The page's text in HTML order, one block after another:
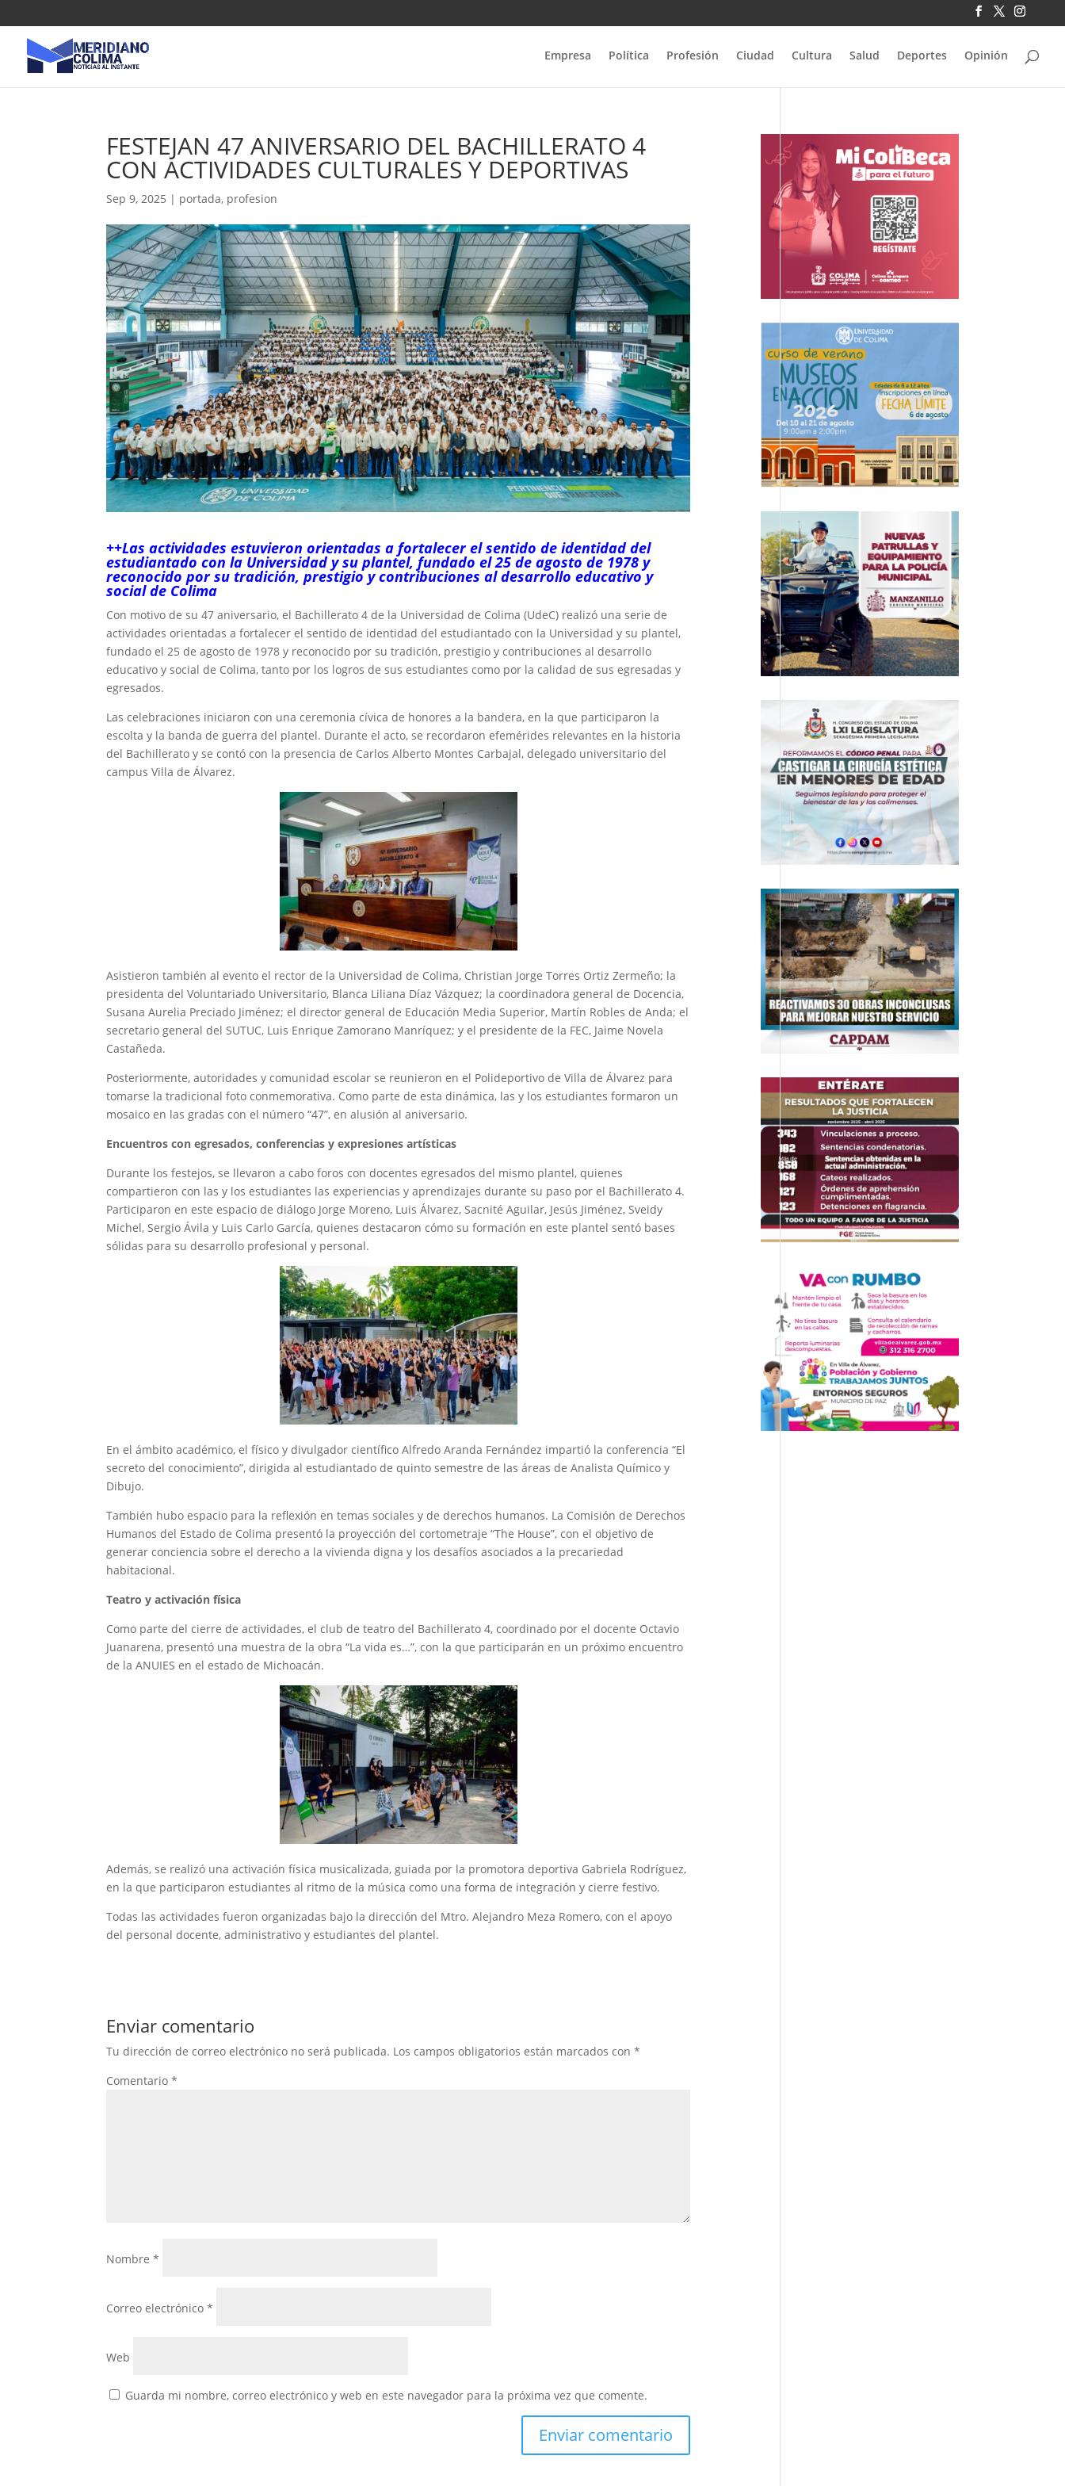
Empresa Política Profesión Ciudad Cultura Salud Deportes Opinión
FESTEJAN 47 ANIVERSARIO DEL BACHILLERATO 4
CON ACTIVIDADES CULTURALES Y DEPORTIVAS
Sep 9, 2025 | portada, profesion
++Las actividades estuvieron orientadas a fortalecer el sentido de identidad del
estudiantado con la Universidad y su plantel, fundado el 25 de agosto de 1978 y
reconocido por su tradición, prestigio y contribuciones al desarrollo educativo y
social de Colima
Con motivo de su 47 aniversario, el Bachillerato 4 de la Universidad de Colima (UdeC) realizó una serie de
actividades orientadas a fortalecer el sentido de identidad del estudiantado con la Universidad y su plantel,
fundado el 25 de agosto de 1978 y reconocido por su tradición, prestigio y contribuciones al desarrollo
educativo y social de Colima, tanto por los logros de sus estudiantes como por la calidad de sus egresadas y
egresados.
Las celebraciones iniciaron con una ceremonia cívica de honores a la bandera, en la que participaron la
escolta y la banda de guerra del plantel. Durante el acto, se recordaron efemérides relevantes en la historia
del Bachillerato y se contó con la presencia de Carlos Alberto Montes Carbajal, delegado universitario del
campus Villa de Álvarez.
Asistieron también al evento el rector de la Universidad de Colima, Christian Jorge Torres Ortiz Zermeño; la
presidenta del Voluntariado Universitario, Blanca Liliana Díaz Vázquez; la coordinadora general de Docencia,
Susana Aurelia Preciado Jiménez; el director general de Educación Media Superior, Martín Robles de Anda; el
secretario general del SUTUC, Luis Enrique Zamorano Manríquez; y el presidente de la FEC, Jaime Novela
Castañeda.
Posteriormente, autoridades y comunidad escolar se reunieron en el Polideportivo de Villa de Álvarez para
tomarse la tradicional foto conmemorativa. Como parte de esta dinámica, las y los estudiantes formaron un
mosaico en las gradas con el número “47”, en alusión al aniversario.
Encuentros con egresados, conferencias y expresiones artísticas
Durante los festejos, se llevaron a cabo foros con docentes egresados del mismo plantel, quienes
compartieron con las y los estudiantes las experiencias y aprendizajes durante su paso por el Bachillerato 4.
Participaron en este espacio de diálogo Jorge Moreno, Luis Álvarez, Sacnité Aguilar, Jesús Jiménez, Sveidy
Michel, Sergio Ávila y Luis Carlo García, quienes destacaron cómo su formación en este plantel sentó bases
sólidas para su desarrollo profesional y personal.
En el ámbito académico, el físico y divulgador científico Alfredo Aranda Fernández impartió la conferencia “El
secreto del conocimiento”, dirigida al estudiantado de quinto semestre de las áreas de Analista Químico y
Dibujo.
También hubo espacio para la reflexión en temas sociales y de derechos humanos. La Comisión de Derechos
Humanos del Estado de Colima presentó la proyección del cortometraje “The House”, con el objetivo de
generar conciencia sobre el derecho a la vivienda digna y los desafíos asociados a la precariedad
habitacional.
Teatro y activación física
Como parte del cierre de actividades, el club de teatro del Bachillerato 4, coordinado por el docente Octavio
Juanarena, presentó una muestra de la obra “La vida es…”, con la que participarán en un próximo encuentro
de la ANUIES en el estado de Michoacán.
Además, se realizó una activación física musicalizada, guiada por la promotora deportiva Gabriela Rodríguez,
en la que participaron estudiantes al ritmo de la música como una forma de integración y cierre festivo.
Todas las actividades fueron organizadas bajo la dirección del Mtro. Alejandro Meza Romero, con el apoyo
del personal docente, administrativo y estudiantes del plantel.
Enviar comentario
Tu dirección de correo electrónico no será publicada. Los campos obligatorios están marcados con*
Comentario*
Nombre*
Correo electrónico*
Web
Guarda mi nombre, correo electrónico y web en este navegador para la próxima vez que comente.